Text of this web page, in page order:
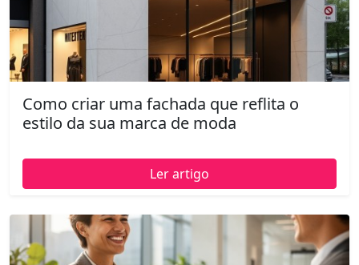
Como criar uma fachada que reflita o
estilo da sua marca de moda
Ler artigo